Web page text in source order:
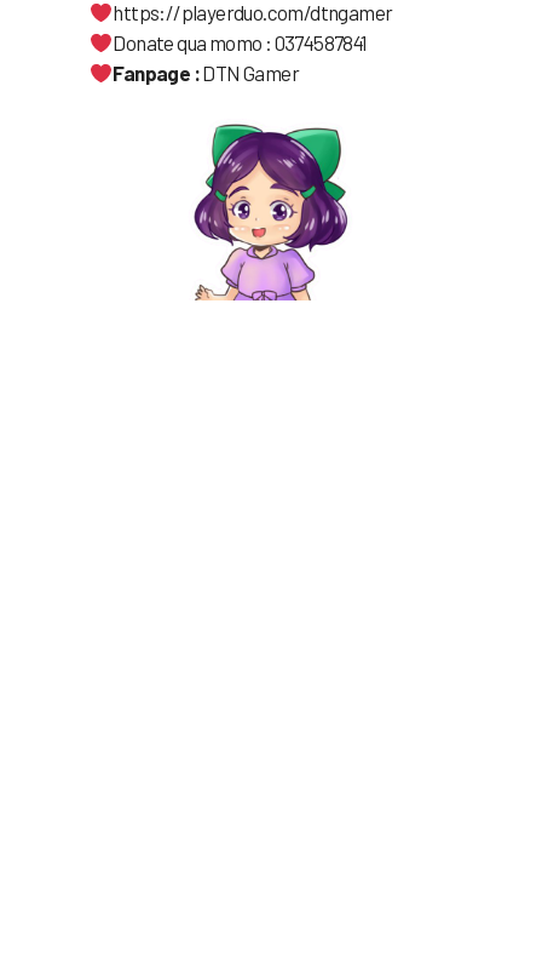
https://playerduo.com/dtngamer
Donate qua momo : 0374587841
Fanpage :DTN Gamer